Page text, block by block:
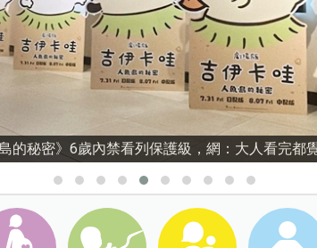
陳宥妤：資優教育的核心，不是成績而是讀懂孩